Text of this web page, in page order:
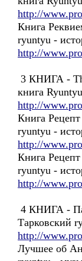
http://
Книга
ryuntyu -
http://
3 КНИГА -
книга
http://
Книга
ryuntyu -
http://
Книга
ryuntyu -
http://
4 КНИГА -
Тарковский
http://
Лучшее об